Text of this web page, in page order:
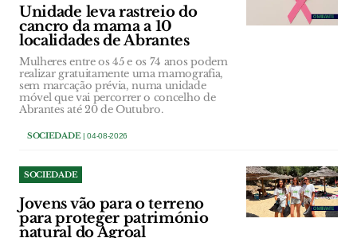
Unidade leva rastreio do
cancro da mama a 10
localidades de Abrantes
Mulheres entre os 45 e os 74 anos podem
realizar gratuitamente uma mamografia,
sem marcação prévia, numa unidade
móvel que vai percorrer o concelho de
Abrantes até 20 de Outubro.
SOCIEDADE| 04-08-2026
SOCIEDADE
Jovens vão para o terreno
para proteger património
natural do Agroal